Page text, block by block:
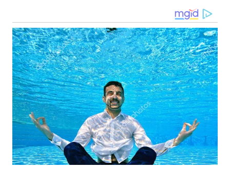
LAMPUNG
WN
JATENG
WN
NUSANTARA
WN
JOGJA
WN